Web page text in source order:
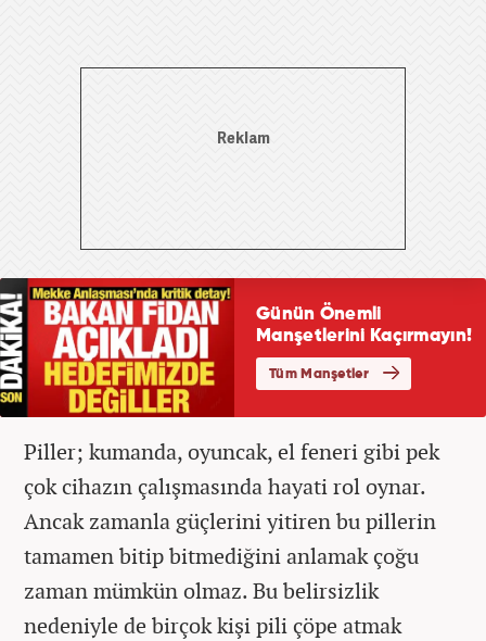
Piller; kumanda, oyuncak, el feneri gibi pek
çok cihazın çalışmasında hayati rol oynar.
Ancak zamanla güçlerini yitiren bu pillerin
tamamen bitip bitmediğini anlamak çoğu
zaman mümkün olmaz. Bu belirsizlik
nedeniyle de birçok kişi pili çöpe atmak